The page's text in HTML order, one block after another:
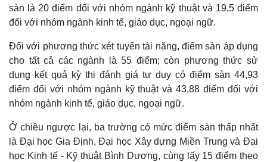
sàn là 20 điểm đối với nhóm ngành kỹ thuật và 19,5 điểm
đối với nhóm ngành kinh tế, giáo dục, ngoại ngữ.
Đối với phương thức xét tuyển tài năng, điểm sàn áp dụng
cho tất cả các ngành là 55 điểm; còn phương thức sử
dụng kết quả kỳ thi đánh giá tư duy có điểm sàn 44,93
điểm đối với nhóm ngành kỹ thuật và 43,88 điểm đối với
nhóm ngành kinh tế, giáo dục, ngoại ngữ.
Ở chiều ngược lại, ba trường có mức điểm sàn thấp nhất
là Đại học Gia Định, Đại học Xây dựng Miền Trung và Đại
học Kinh tế - Kỹ thuật Bình Dương, cùng lấy 15 điểm theo